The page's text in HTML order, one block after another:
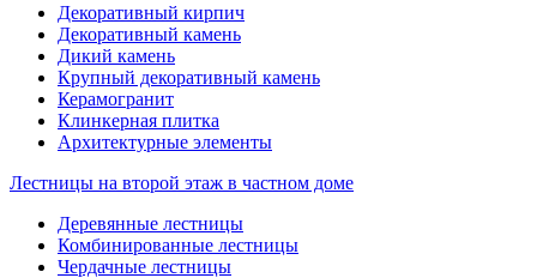
Декоративный кирпич
Декоративный камень
Дикий камень
Крупный декоративный камень
Керамогранит
Клинкерная плитка
Архитектурные элементы
Лестницы на второй этаж в частном доме
Деревянные лестницы
Комбинированные лестницы
Чердачные лестницы